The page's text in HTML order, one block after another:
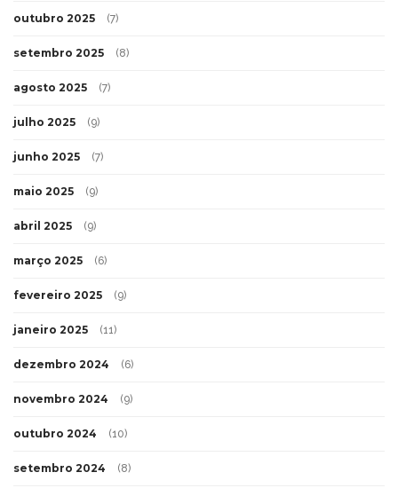
outubro 2025 (7)
setembro 2025 (8)
agosto 2025 (7)
julho 2025 (9)
junho 2025 (7)
maio 2025 (9)
abril 2025 (9)
março 2025 (6)
fevereiro 2025 (9)
janeiro 2025 (11)
dezembro 2024 (6)
novembro 2024 (9)
outubro 2024 (10)
setembro 2024 (8)